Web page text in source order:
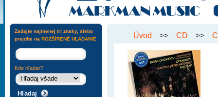
Úvod >> CD >>
Zadajte najmenej tri znaky, alebo
prejdite na ROZŠÍRENÉ HĽADANIE
Kde hľadať?